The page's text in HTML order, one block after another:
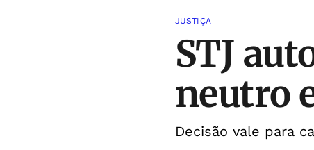
JUSTIÇA
STJ
neutro
Decisão vale para